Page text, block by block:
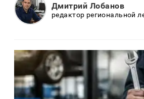
Дмитрий Лобанов
редактор региональной